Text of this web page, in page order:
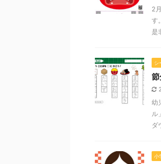
2
す
是
シ
幼
ル
ダ
小